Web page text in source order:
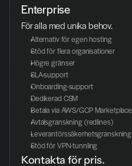
Enterprise
För alla med unika behov.
Alternativ för egen hosting
Stöd för flera organisationer
Högre gränser
SLA-support
Onboarding-support
Dedikerad CSM
Betala via AWS/GCP Marketplace
Avtalsgranskning (redlines)
Leverantörssäkerhetsgranskning
Stöd för VPN-tunnling
Kontakta för pris.